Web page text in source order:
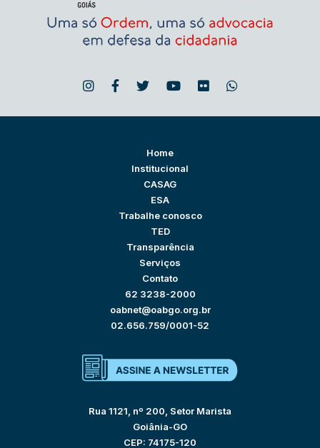
Home
Institucional
CASAG
ESA
Trabalhe conosco
TED
Transparência
Serviços
Contato
62 3238-2000
oabnet@oabgo.org.br
02.656.759/0001-52
Rua 1121, nº 200, Setor Marista
Goiânia-GO
CEP: 74175-120